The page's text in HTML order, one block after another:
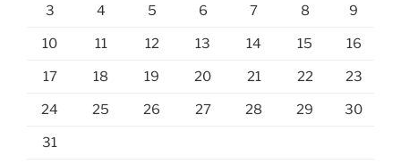
3 4 5 6 7 8 9
10 11 12 13 14 15 16
17 18 19 20 21 22 23
24 25 26 27 28 29 30
31